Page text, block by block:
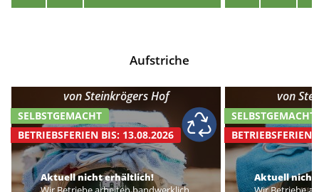
Aufstriche
SELBSTGEMACHT
BETRIEBSFERIEN BIS: 13.08.2026
vonSteinkrögers Hof
Aktuell nicht erhältlich!
SELBSTGEMACHT
von
Aktuell nicht